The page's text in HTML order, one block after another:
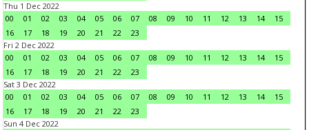
Thu 1 Dec 2022
00
01 02 03 04 05 06 07 08 09 10 11 12 13 14
15
16
17 18 19 20 21 22
23
Fri 2 Dec 2022
00
01 02 03 04 05 06 07 08 09 10 11 12 13 14
15
16
17 18 19 20 21 22
23
Sat 3 Dec 2022
00
01 02 03 04 05 06 07 08 09 10 11 12 13 14
15
16
17 18 19 20 21 22
23
Sun 4 Dec 2022